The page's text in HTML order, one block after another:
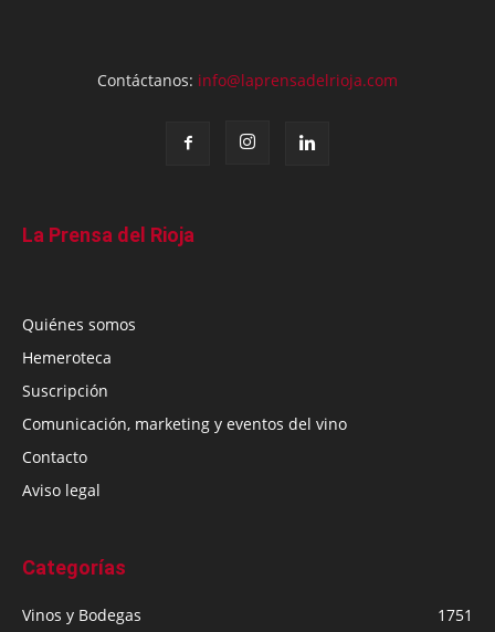
Contáctanos: info@laprensadelrioja.com
La Prensa del Rioja
Quiénes somos
Hemeroteca
Suscripción
Comunicación, marketing y eventos del vino
Contacto
Aviso legal
Categorías
Vinos y Bodegas 1751